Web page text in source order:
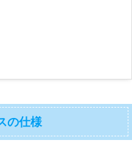
の仕様